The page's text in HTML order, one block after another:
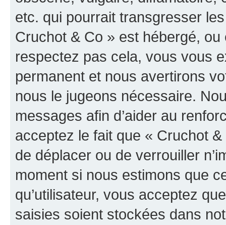
etc. qui pourrait transgresser
Cruchot & Co » est hébergé,
respectez pas cela, vous vous
permanent et nous avertirons
nous le jugeons nécessaire.
messages afin d’aider au
acceptez le fait que « Cruchot
de déplacer ou de verrouiller
moment si nous estimons que
qu’utilisateur, vous acceptez
saisies soient stockées dans